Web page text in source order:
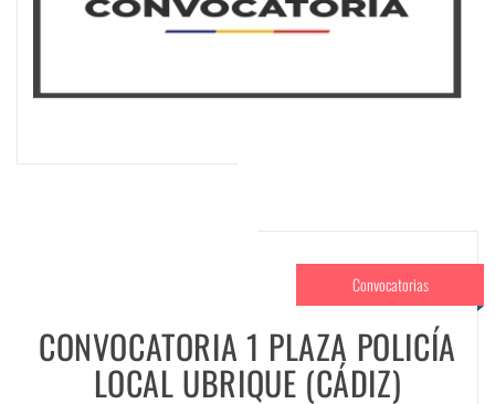
Convocatorias
CONVOCATORIA 1 PLAZA POLICÍA
LOCAL UBRIQUE (CÁDIZ)